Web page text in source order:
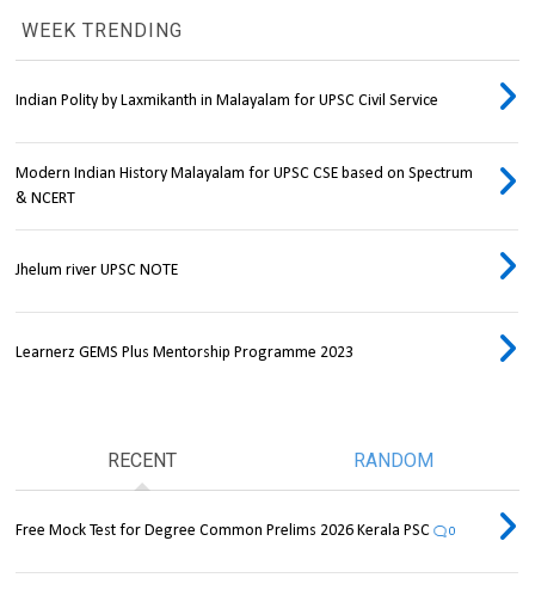
WEEK TRENDING
Indian Polity by Laxmikanth in Malayalam for UPSC Civil Service
Modern Indian History Malayalam for UPSC CSE based on Spectrum
& NCERT
Jhelum river UPSC NOTE
Learnerz GEMS Plus Mentorship Programme 2023
RECENT RANDOM
Free Mock Test for Degree Common Prelims 2026 Kerala PSC 0